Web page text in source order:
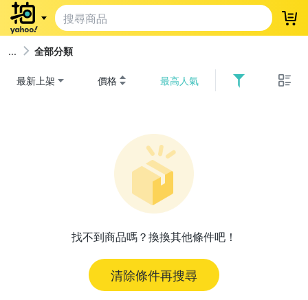
登
全部分類
最新上架 價格 最高人氣
找不到商品嗎？換換其他條件吧！
清除條件再搜尋